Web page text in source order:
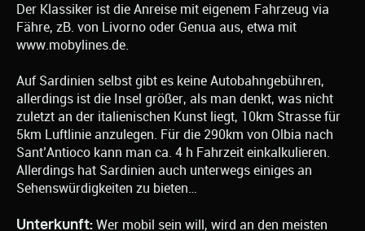
Der Klassiker ist die Anreise mit eigenem Fahrzeug via
Fähre, zB. von Livorno oder Genua aus, etwa mit
www.mobylines.de.
Auf Sardinien selbst gibt es keine Autobahngebühren,
allerdings ist die Insel größer, als man denkt, was nicht
zuletzt an der italienischen Kunst liegt, 10km Strasse für
5km Luftlinie anzulegen. Für die 290km von Olbia nach
Sant’Antioco kann man ca. 4 h Fahrzeit einkalkulieren.
Allerdings hat Sardinien auch unterwegs einiges an
Sehenswürdigkeiten zu bieten…
Unterkunft: Wer mobil sein will, wird an den meisten